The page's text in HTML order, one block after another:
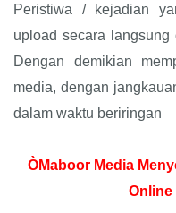
Peristiwa / kejadian
upload secara
Dengan demikian
media, dengan
dalam waktu beriringan
ÒMaboor Media
Online